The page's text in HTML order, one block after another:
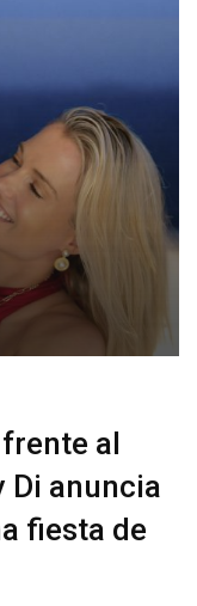
al
Di anuncia
fiesta de